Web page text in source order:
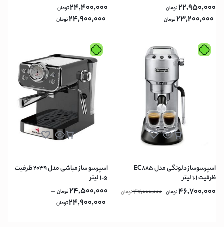
22,950,000تومان –
23,200,000تومان
24,400,000تومان –
24,900,000تومان
اسپرسوساز دلونگی مدل EC885
ظرفیت ۱.۱ لیتر
46,700,000تومان 47,000,000تومان
اسپرسو ساز مباشی مدل 2039 ظرفیت
۱.۵ لیتر
24,500,000تومان –
24,900,000تومان